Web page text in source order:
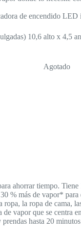
de encendido LED
10,6 alto x 4,5
Agotado
ahorrar tiempo. Tiene
% más de vapor* para
la ropa de cama,
vapor que se centra
hasta 20